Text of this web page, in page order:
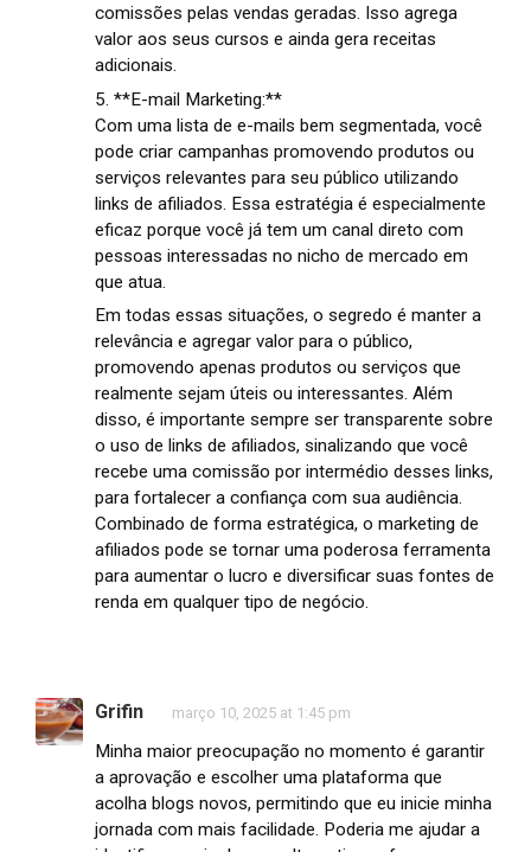
comissões pelas vendas geradas. Isso agrega
valor aos seus cursos e ainda gera receitas
adicionais.
5. **E-mail Marketing:**
Com uma lista de e-mails bem segmentada, você
pode criar campanhas promovendo produtos ou
serviços relevantes para seu público utilizando
links de afiliados. Essa estratégia é especialmente
eficaz porque você já tem um canal direto com
pessoas interessadas no nicho de mercado em
que atua.
Em todas essas situações, o segredo é manter a
relevância e agregar valor para o público,
promovendo apenas produtos ou serviços que
realmente sejam úteis ou interessantes. Além
disso, é importante sempre ser transparente sobre
o uso de links de afiliados, sinalizando que você
recebe uma comissão por intermédio desses links,
para fortalecer a confiança com sua audiência.
Combinado de forma estratégica, o marketing de
afiliados pode se tornar uma poderosa ferramenta
para aumentar o lucro e diversificar suas fontes de
renda em qualquer tipo de negócio.
Grifin março 10, 2025 at 1:45 pm
Minha maior preocupação no momento é garantir
a aprovação e escolher uma plataforma que
acolha blogs novos, permitindo que eu inicie minha
jornada com mais facilidade. Poderia me ajudar a